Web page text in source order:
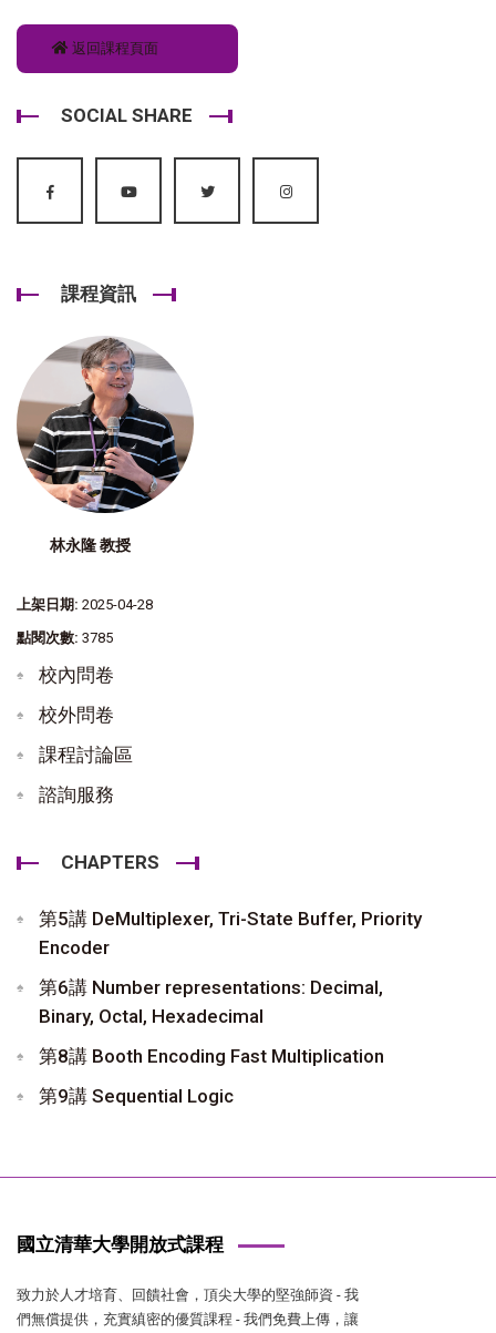
返回課程頁面
SOCIAL SHARE
課程資訊
林永隆 教授
上架日期: 2025-04-28
點閱次數: 3785
校內問卷
校外問卷
課程討論區
諮詢服務
CHAPTERS
第5講 DeMultiplexer, Tri-State Buffer, Priority
Encoder
第6講 Number representations: Decimal,
Binary, Octal, Hexadecimal
第8講 Booth Encoding Fast Multiplication
第9講 Sequential Logic
國立清華大學開放式課程
致力於人才培育、回饋社會，頂尖大學的堅強師資 - 我
們無償提供，充實縝密的優質課程 - 我們免費上傳，讓